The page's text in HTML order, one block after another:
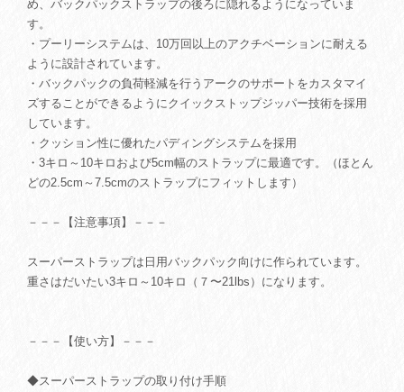
め、バックパックストラップの後ろに隠れるようになっていま
す。
・プーリーシステムは、10万回以上のアクチベーションに耐える
ように設計されています。
・バックパックの負荷軽減を行うアークのサポートをカスタマイ
ズすることができるようにクイックストップジッパー技術を採用
しています。
・クッション性に優れたパディングシステムを採用
・3キロ～10キロおよび5cm幅のストラップに最適です。（ほとん
どの2.5cm～7.5cmのストラップにフィットします）
－－－【注意事項】－－－
スーパーストラップは日用バックパック向けに作られています。
重さはだいたい3キロ～10キロ（７〜21lbs）になります。
－－－【使い方】－－－
◆スーパーストラップの取り付け手順